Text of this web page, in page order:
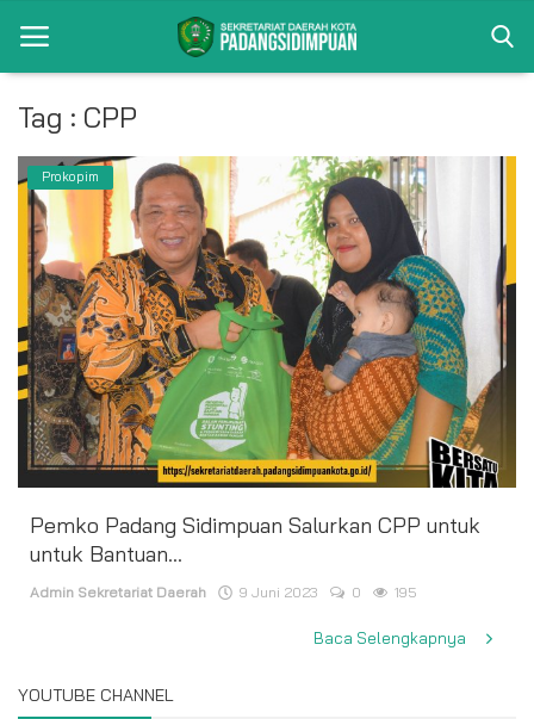
Beranda
Album
Visi Misi
Bagian
Kontak
Pencapaian
Profil
Tag : CPP
Prokopim
Pemko Padang Sidimpuan Salurkan CPP untuk
untuk Bantuan...
Admin Sekretariat Daerah 9 Juni 2023 0 195
Baca Selengkapnya
YOUTUBE CHANNEL